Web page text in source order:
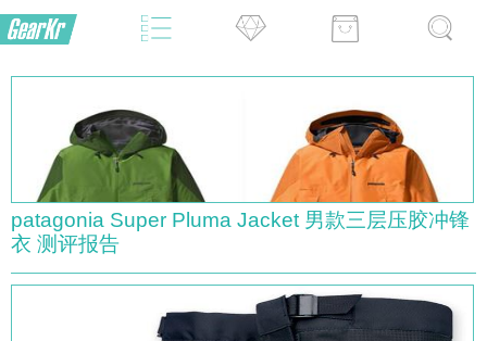
patagonia Super Pluma Jacket 男款三层压胶冲锋
衣 测评报告